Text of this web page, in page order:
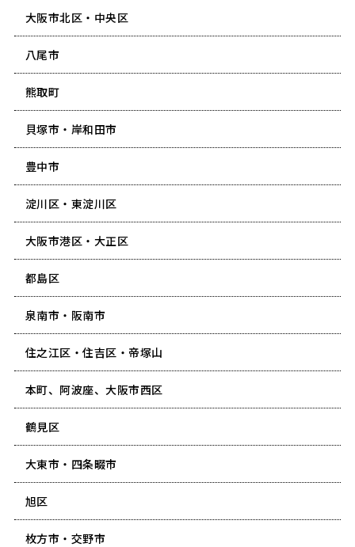
大阪市北区・中央区
八尾市
熊取町
貝塚市・岸和田市
豊中市
淀川区・東淀川区
大阪市港区・大正区
都島区
泉南市・阪南市
住之江区・住吉区・帝塚山
本町、阿波座、大阪市西区
鶴見区
大東市・四条畷市
旭区
枚方市・交野市